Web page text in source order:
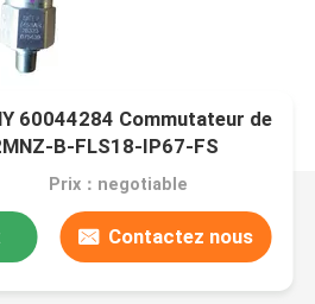
60044284 Commutateur de
B-FLS18-IP67-FS
Prix：negotiable
Contactez nous